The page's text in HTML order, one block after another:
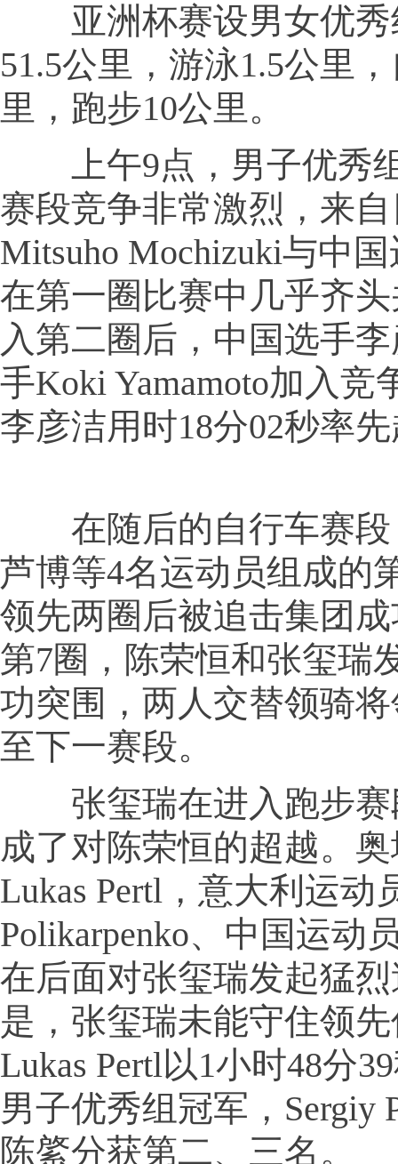
亚洲杯赛设男女优秀
51.5公里，游泳1.5公里
里，跑步10公里。
上午9点，男子优秀
赛段竞争非常激烈，来
Mitsuho Mochizuki与中
在第一圈比赛中几乎齐
入第二圈后，中国选手
手Koki Yamamoto加入竞
李彦洁用时18分02秒率
在随后的自行车赛段
芦博等4名运动员组成的
领先两圈后被追击集团
第7圈，陈荣恒和张玺瑞
功突围，两人交替领骑
至下一赛段。
张玺瑞在进入跑步赛
成了对陈荣恒的超越。
Lukas Pertl，意大利运动
Polikarpenko、中国运动
在后面对张玺瑞发起猛
是，张玺瑞未能守住领
Lukas Pertl以1小时48分
男子优秀组冠军，Sergiy
陈綮分获第二、三名。